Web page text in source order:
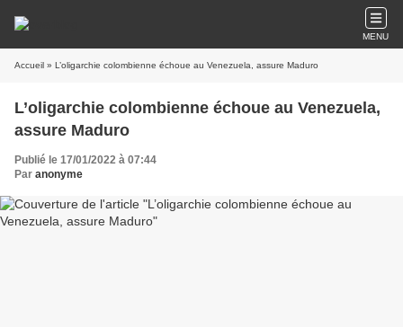
MENU
Accueil » L’oligarchie colombienne échoue au Venezuela, assure Maduro
L’oligarchie colombienne échoue au Venezuela,
assure Maduro
Publié le 17/01/2022 à 07:44
Par anonyme